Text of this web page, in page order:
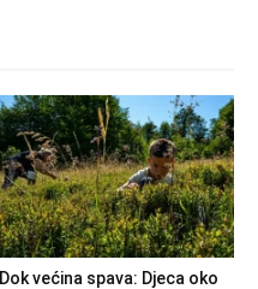
Dok većina spava: Djeca oko